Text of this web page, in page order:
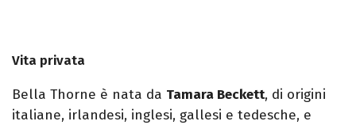
Vita privata
Bella Thorne è nata da Tamara Beckett, di origini
italiane, irlandesi, inglesi, gallesi e tedesche, e